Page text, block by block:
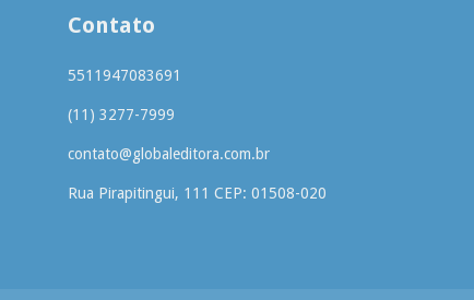
Contato
5511947083691
(11) 3277-7999
contato@globaleditora.com.br
Rua Pirapitingui, 111 CEP: 01508-020